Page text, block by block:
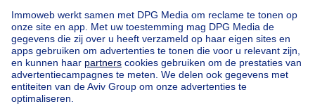
8340 Damme
Eigentijdse alleenstaande woning in
doodlopende straat